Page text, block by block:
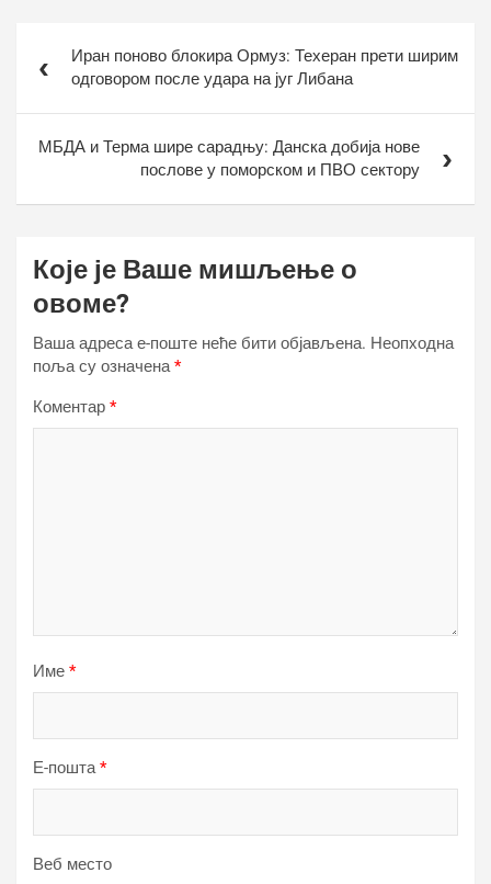
чланкаИран поново блокира Ормуз: Техеран прети ширим
одговором после удара на југ Либана
МБДА и Терма шире сарадњу: Данска добија нове
послове у поморском и ПВО сектору
Које је Ваше мишљење о
овоме?
Ваша адреса е-поште неће бити објављена. Неопходна
поља су означена*
Коментар *
Име *
Е-пошта*
Веб место